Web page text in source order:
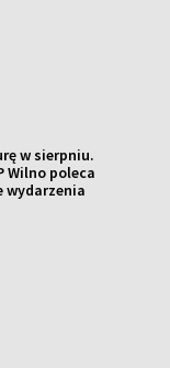
w sierpniu.
Wilno poleca
wydarzenia